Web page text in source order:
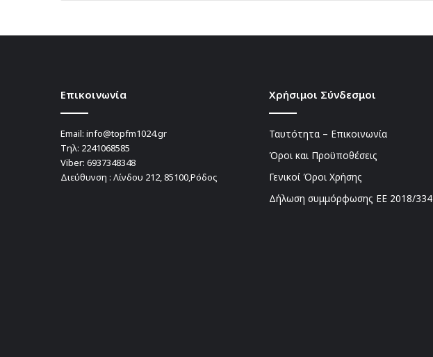
Επικοινωνία
Email: info@topfm1024.gr
Τηλ: 2241068585
Viber: 6937348348
Διεύθυνση : Λίνδου 212, 85100,Ρόδος
Χρήσιμοι Σύνδεσμοι
Ταυτότητα – Επικοινωνία
Όροι και Προϋποθέσεις
Γενικοί Όροι Χρήσης
Δήλωση συμμόρφωσης ΕΕ 2018/334